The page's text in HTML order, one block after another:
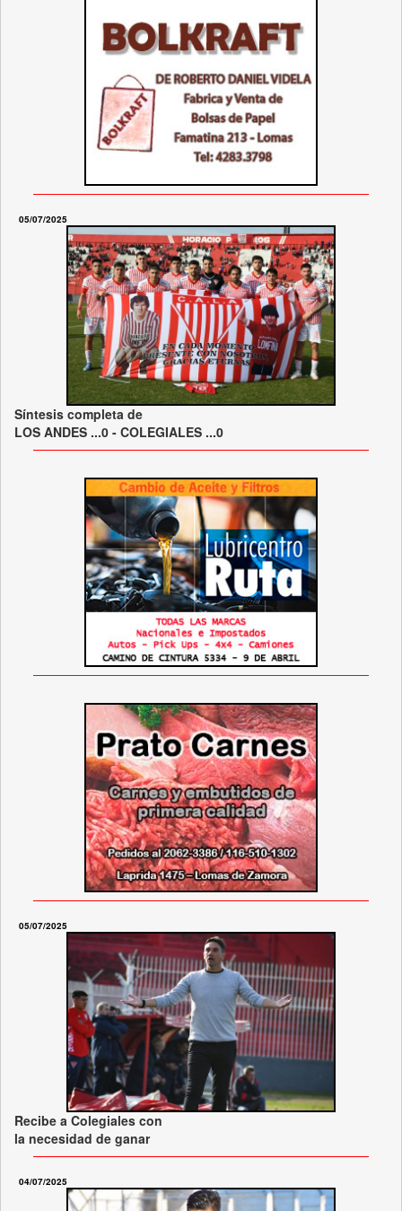
05/07/2025
Síntesis completa de
LOS ANDES ...0 - COLEGIALES ...0
05/07/2025
Recibe a Colegiales con
la necesidad de ganar
04/07/2025